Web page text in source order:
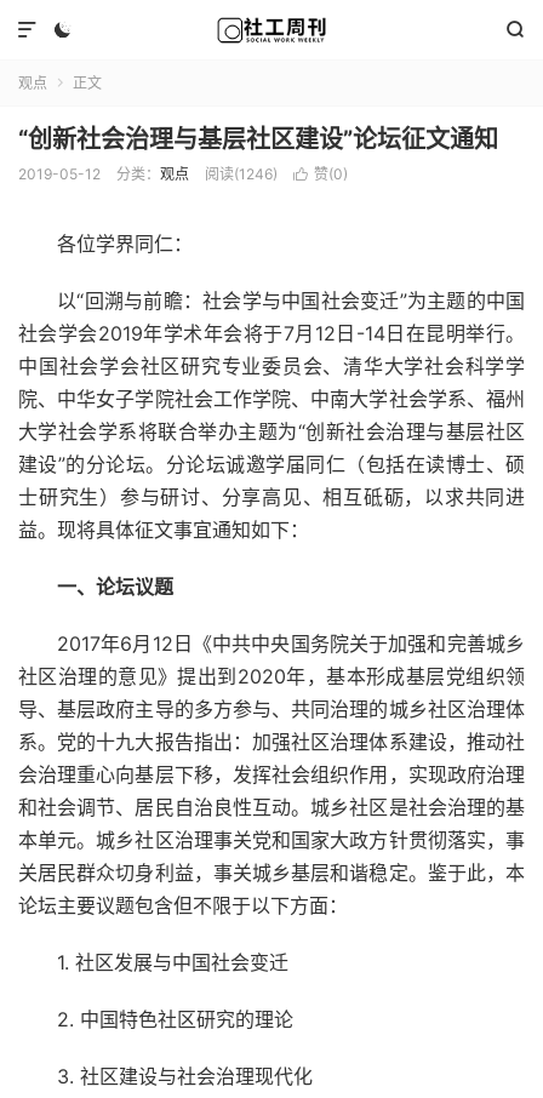
 

观点  正文
“创新社会治理与基层社区建设”论坛征文通知
2019-05-12 分类： 观点 阅读(1246)  赞(0)
各位学界同仁：
以“回溯与前瞻：社会学与中国社会变迁”为主题的中国
社会学会2019年学术年会将于7月12日-14日在昆明举行。
中国社会学会社区研究专业委员会、清华大学社会科学学
院、中华女子学院社会工作学院、中南大学社会学系、福州
大学社会学系将联合举办主题为“创新社会治理与基层社区
建设”的分论坛。分论坛诚邀学届同仁（包括在读博士、硕
士研究生）参与研讨、分享高见、相互砥砺，以求共同进
益。现将具体征文事宜通知如下：
一、论坛议题
2017年6月12日《中共中央国务院关于加强和完善城乡
社区治理的意见》提出到2020年，基本形成基层党组织领
导、基层政府主导的多方参与、共同治理的城乡社区治理体
系。党的十九大报告指出：加强社区治理体系建设，推动社
会治理重心向基层下移，发挥社会组织作用，实现政府治理
和社会调节、居民自治良性互动。城乡社区是社会治理的基
本单元。城乡社区治理事关党和国家大政方针贯彻落实，事
关居民群众切身利益，事关城乡基层和谐稳定。鉴于此，本
论坛主要议题包含但不限于以下方面：
1. 社区发展与中国社会变迁
2. 中国特色社区研究的理论
3. 社区建设与社会治理现代化